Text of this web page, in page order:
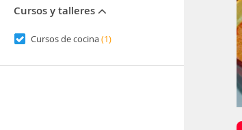
Cursos y talleres
Cursos de cocina(1)